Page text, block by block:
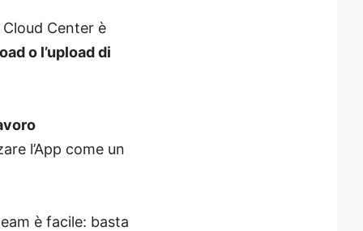
Center è
o l’upload di
l’App come un
è facile: basta